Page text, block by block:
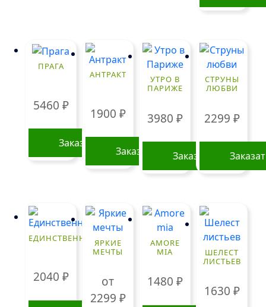
ПРАГА
5460 ₽
Заказать
АНТРАКТ
1900 ₽
Заказать
УТРО В
ПАРИЖЕ
3980 ₽
Заказать
СТРУНЫ
ЛЮБВИ
2299 ₽
ЕДИНСТВЕННОЙ
2040 ₽
ЯРКИЕ
МЕЧТЫ
от
2299 ₽
AMORE
MIA
1480 ₽
ШЕЛЕСТ
ЛИСТЬЕВ
1630 ₽